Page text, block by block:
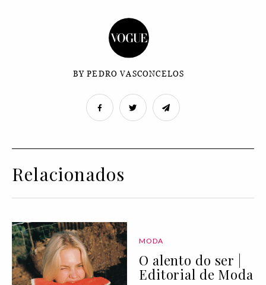
BY PEDRO VASCONCELOS
Relacionados
MODA
O alento do ser |
Editorial de Moda